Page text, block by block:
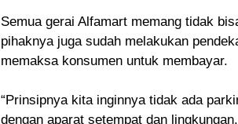
Semua gerai Alfamart memang tidak
pihaknya juga sudah melakukan
memaksa konsumen untuk membayar.
“Prinsipnya kita inginnya tidak ada
dengan aparat setempat dan